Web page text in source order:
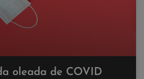
oleada de COVID